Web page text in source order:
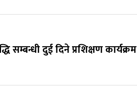
सम्बन्धी दुई दिने प्रशिक्षण कार्यक्रम